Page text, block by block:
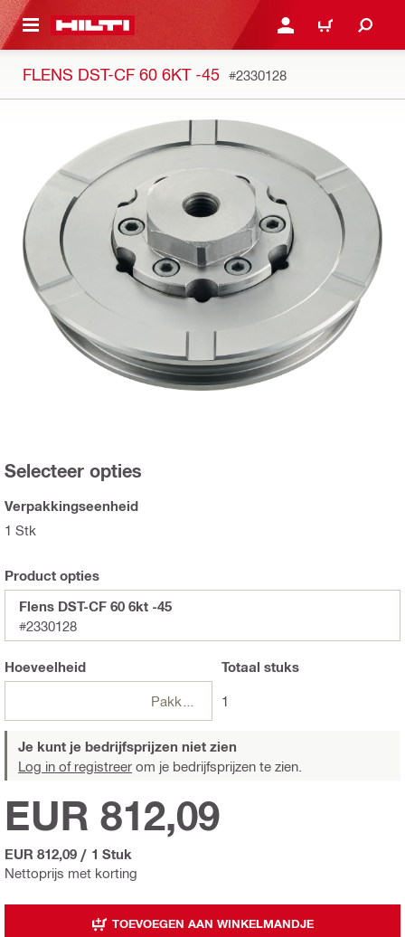
HOOFDINHOUD AANMELDEN OF
WINKELWAGEN
FLENS DST-CF 60 6KT -45 #2330128
Selecteer opties
Verpakkingseenheid
1 Stk
Product opties
Flens DST-CF 60 6kt -45
#2330128
Hoeveelheid
Pakketten
Totaal stuks
1
Je kunt je bedrijfsprijzen niet zien
Log in of registreer om je bedrijfsprijzen te zien.
Nettoprijs met korting
EUR 812,09
EUR 812,09 / 1 Stuk
TOEVOEGEN AAN WINKELMANDJE